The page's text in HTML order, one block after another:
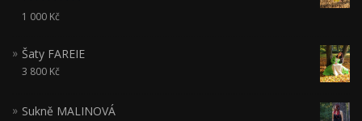
Hodnocení
5.00z 5
1 000 Kč
Šaty FAREIE
3 800 Kč
Sukně MALINOVÁ